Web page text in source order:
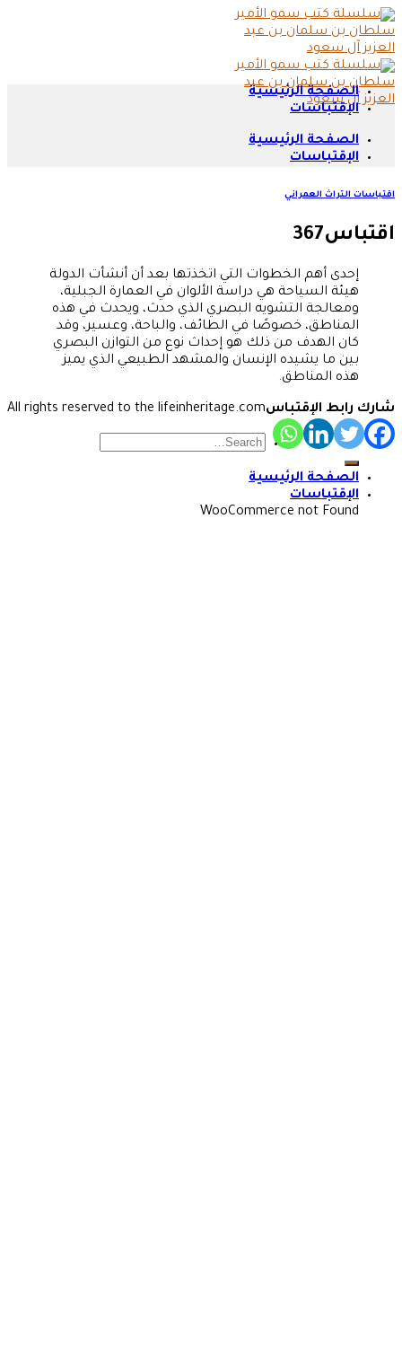
Skip
to
content
الصفحة الرئيسية
الإقتباسات
الصفحة الرئيسية
الإقتباسات
اقتباسات التراث العمراني
اقتباس367
إحدى أهم الخطوات التي اتخذتها بعد أن أنشأت الدولة
هيئة السياحة هي دراسة الألوان في العمارة الجبلية،
ومعالجة التشويه البصري الذي حدث، ويحدث في هذه
المناطق، خصوصًا في الطائف، والباحة، وعسير، وقد
كان الهدف من ذلك هو إحداث نوع من التوازن البصري
بين ما يشيده الإنسان والمشهد الطبيعي الذي يميز
هذه المناطق.
شارك رابط الإقتباسAll rights reserved to the lifeinheritage.com
الصفحة الرئيسية
الإقتباسات
WooCommerce not Found